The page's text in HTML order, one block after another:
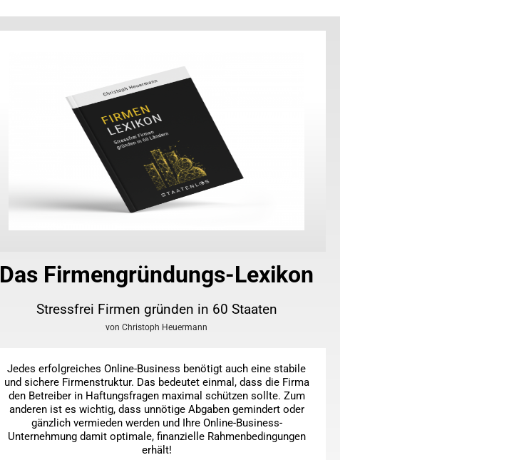
Das Firmengründungs-Lexikon
Stressfrei Firmen gründen in 60 Staaten
von Christoph Heuermann
Jedes erfolgreiches Online-Business benötigt auch eine stabile
und sichere Firmenstruktur. Das bedeutet einmal, dass die Firma
den Betreiber in Haftungsfragen maximal schützen sollte. Zum
anderen ist es wichtig, dass unnötige Abgaben gemindert oder
gänzlich vermieden werden und Ihre Online-Business-
Unternehmung damit optimale, finanzielle Rahmenbedingungen
erhält!